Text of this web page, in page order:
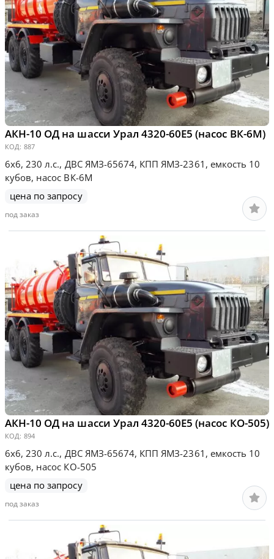
АКН-10 ОД на шасси Урал 4320-60Е5 (насос ВК-6М)
КОД: 887
6х6, 230 л.с., ДВС ЯМЗ-65674, КПП ЯМЗ-2361, емкость 10
кубов, насос ВК-6М
цена по запросу
под заказ
АКН-10 ОД на шасси Урал 4320-60Е5 (насос КО-505)
КОД: 894
6х6, 230 л.с., ДВС ЯМЗ-65674, КПП ЯМЗ-2361, емкость 10
кубов, насос КО-505
цена по запросу
под заказ